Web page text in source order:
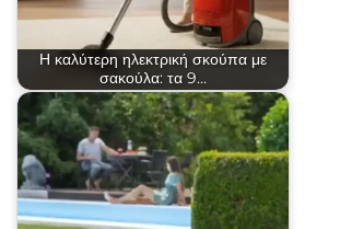
Η καλύτερη ηλεκτρική σκούπα με
σακούλα: τα 9…